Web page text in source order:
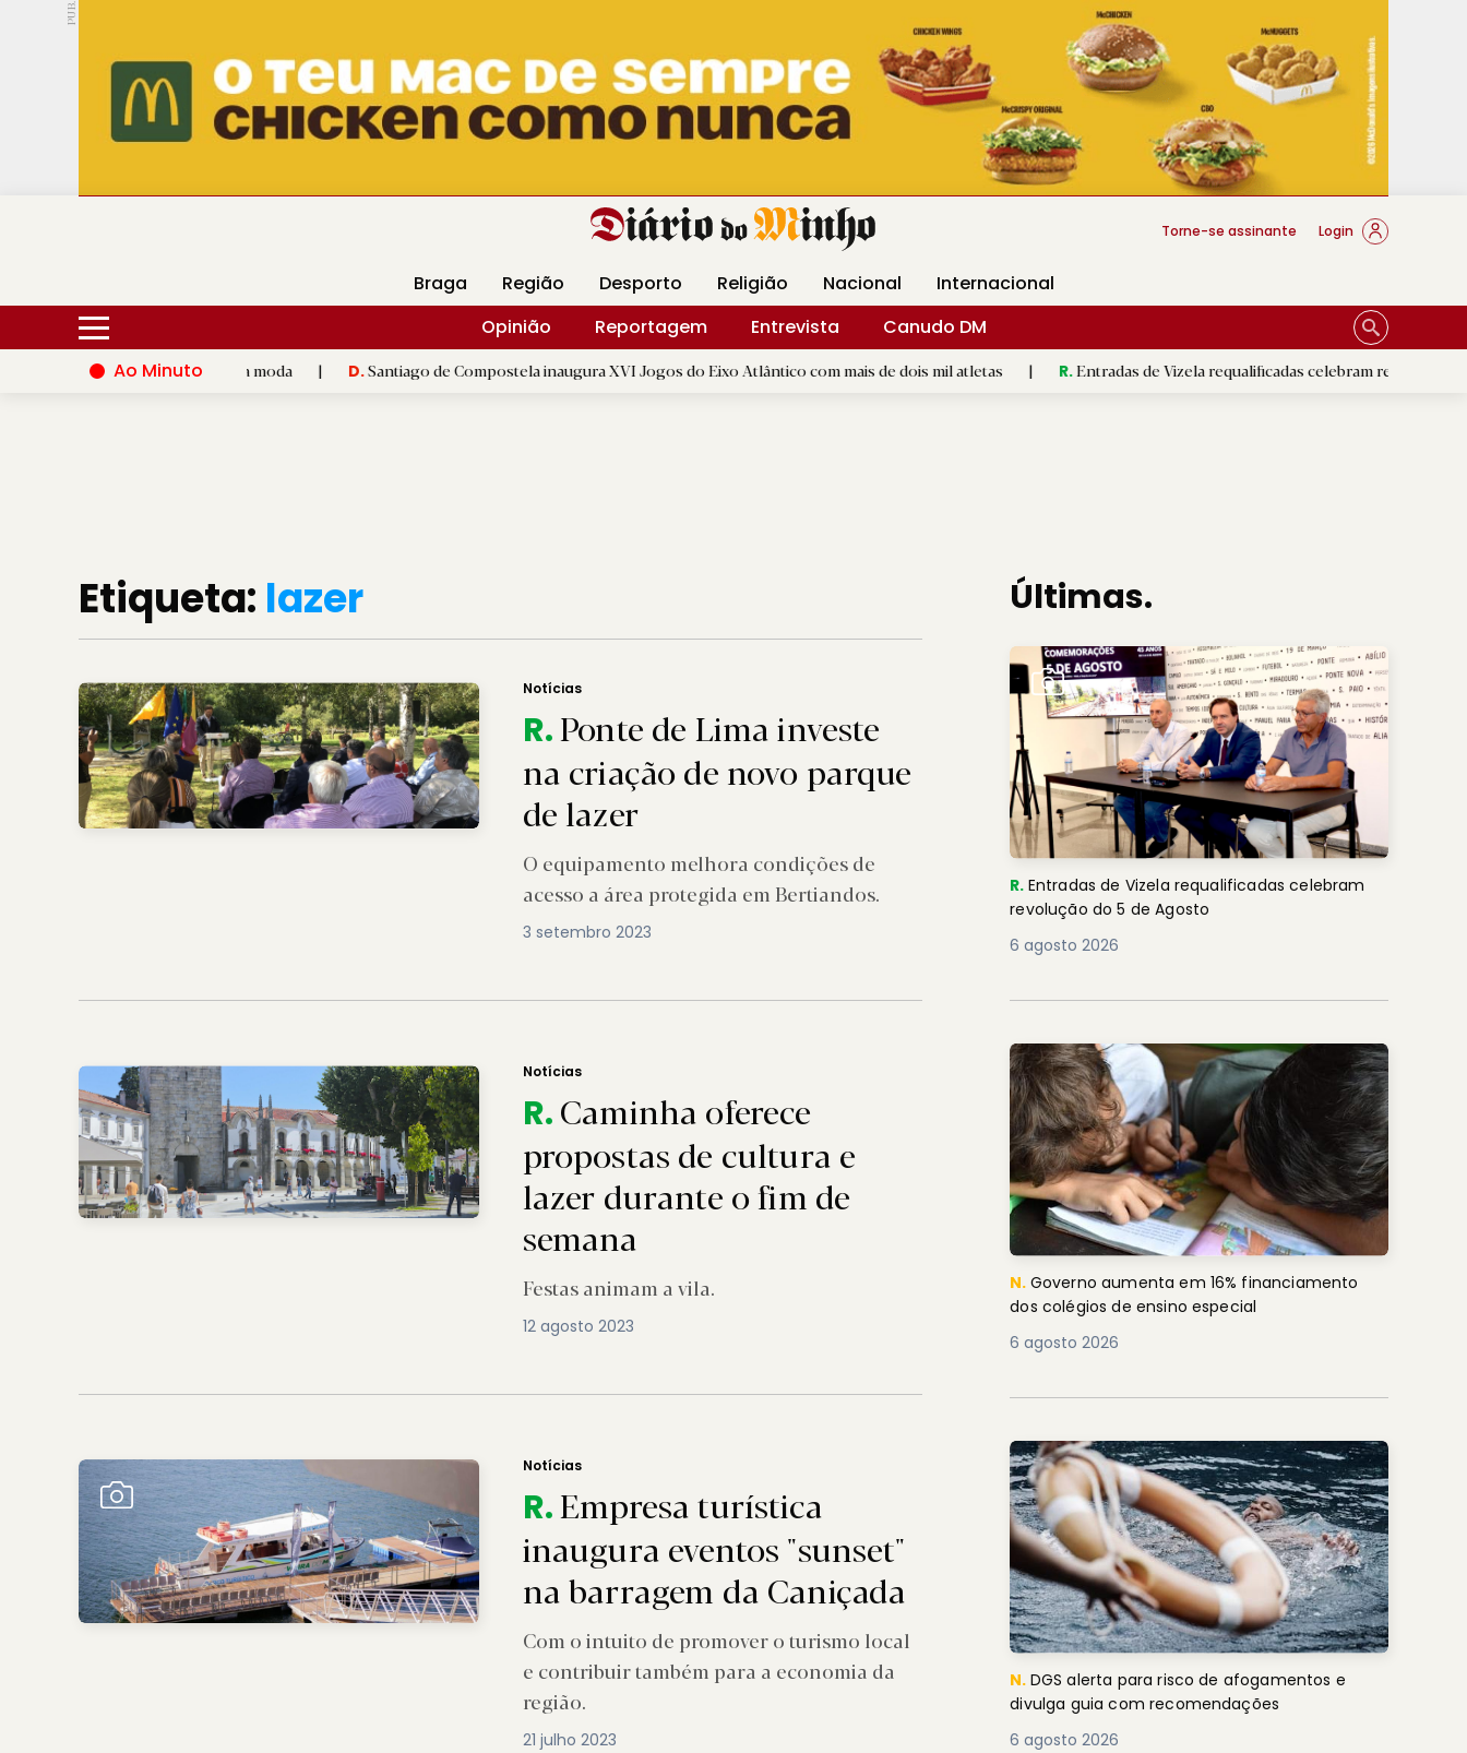
PUB.
Hoje 16ºC 30ºC DMtv Revista Minha Gráfica DM Livraria DM Arquidiocese Braga
Torne-se assinante Login
Braga Região Desporto Religião Nacional
Internacional
Opinião
Reportagem Entrevista
Canudo DM
Ao Minuto
do mundo da moda D.Santiago de Compostela inaugura XVI Jogos do Eixo Atlântico com mais de dois mil atletas | R.Entradas de Vizela requalificadas celebram revolução do 5 de Agosto
Etiqueta: lazer
Notícias
R.Ponte de Lima investe
na criação de novo parque
de lazer
O equipamento melhora condições de
acesso a área protegida em Bertiandos.
3 setembro 2023
Notícias
R.Caminha oferece
propostas de cultura e
lazer durante o fim de
semana
Festas animam a vila.
12 agosto 2023
Notícias
R.Empresa turística
inaugura eventos "sunset"
na barragem da Caniçada
Com o intuito de promover o turismo local
e contribuir também para a economia da
região.
21 julho 2023
Últimas.
R. Entradas de Vizela requalificadas celebram
revolução do 5 de Agosto
6 agosto 2026
N. Governo aumenta em 16% financiamento
dos colégios de ensino especial
6 agosto 2026
N. DGS alerta para risco de afogamentos e
divulga guia com recomendações
6 agosto 2026